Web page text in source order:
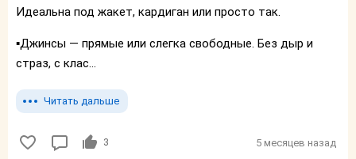
Идеальна под жакет, кардиган или просто так.
▪️Джинсы — прямые или слегка свободные. Без дыр и
страз, с клас...
Читать дальше
3 5 месяцев назад